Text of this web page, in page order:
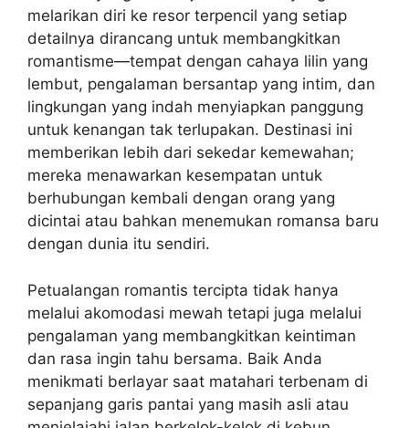
melarikan diri ke resor terpencil yang setiap
detailnya dirancang untuk membangkitkan
romantisme—tempat dengan cahaya lilin yang
lembut, pengalaman bersantap yang intim, dan
lingkungan yang indah menyiapkan panggung
untuk kenangan tak terlupakan. Destinasi ini
memberikan lebih dari sekedar kemewahan;
mereka menawarkan kesempatan untuk
berhubungan kembali dengan orang yang
dicintai atau bahkan menemukan romansa baru
dengan dunia itu sendiri.
Petualangan romantis tercipta tidak hanya
melalui akomodasi mewah tetapi juga melalui
pengalaman yang membangkitkan keintiman
dan rasa ingin tahu bersama. Baik Anda
menikmati berlayar saat matahari terbenam di
sepanjang garis pantai yang masih asli atau